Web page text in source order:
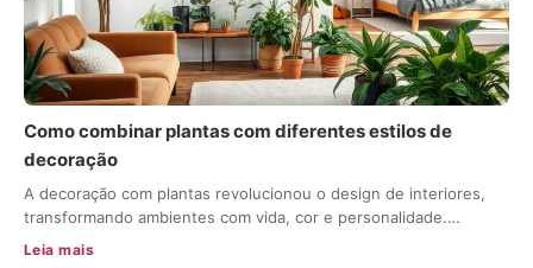
Como combinar plantas com diferentes estilos de
decoração
A decoração com plantas revolucionou o design de interiores,
transformando ambientes com vida, cor e personalidade.…
Leia mais